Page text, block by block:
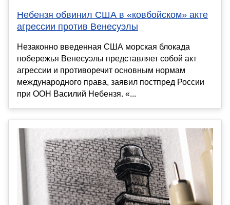
Небензя обвинил США в «ковбойском» акте
агрессии против Венесуэлы
Незаконно введенная США морская блокада
побережья Венесуэлы представляет собой акт
агрессии и противоречит основным нормам
международного права, заявил постпред России
при ООН Василий Небензя. «...